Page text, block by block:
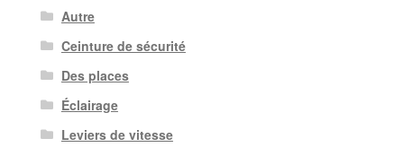
Autre
Ceinture de sécurité
Des places
Éclairage
Leviers de vitesse